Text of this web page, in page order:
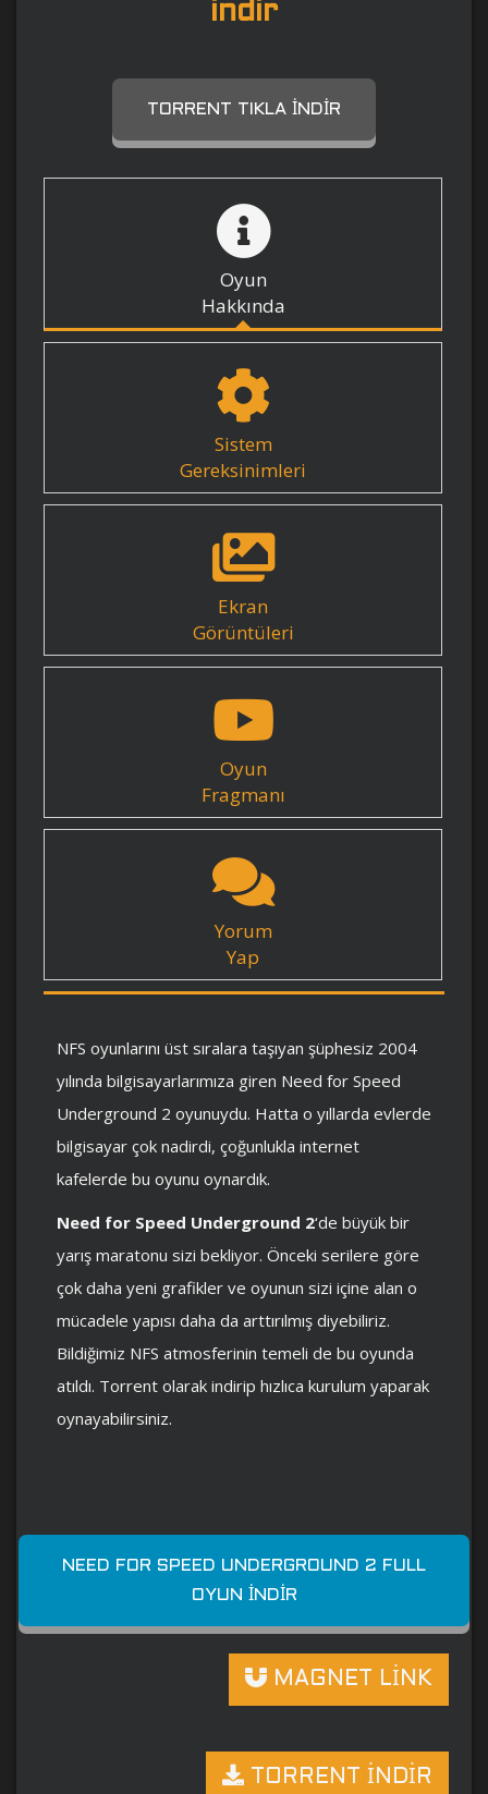
indir
TORRENT TIKLA İNDIR
Oyun
Hakkında
Sistem
Gereksinimleri
Ekran
Görüntüleri
Oyun
Fragmanı
Yorum
Yap
NFS oyunlarını üst sıralara taşıyan şüphesiz 2004
yılında bilgisayarlarımıza giren Need for Speed
Underground 2 oyunuydu. Hatta o yıllarda evlerde
bilgisayar çok nadirdi, çoğunlukla internet
kafelerde bu oyunu oynardık.
Need for Speed Underground 2‘de büyük bir
yarış maratonu sizi bekliyor. Önceki serilere göre
çok daha yeni grafikler ve oyunun sizi içine alan o
mücadele yapısı daha da arttırılmış diyebiliriz.
Bildiğimiz NFS atmosferinin temeli de bu oyunda
atıldı. Torrent olarak indirip hızlıca kurulum yaparak
oynayabilirsiniz.
NEED FOR SPEED UNDERGROUND 2 FULL
OYUN İNDIR
MAGNET LİNK
TORRENT İNDİR